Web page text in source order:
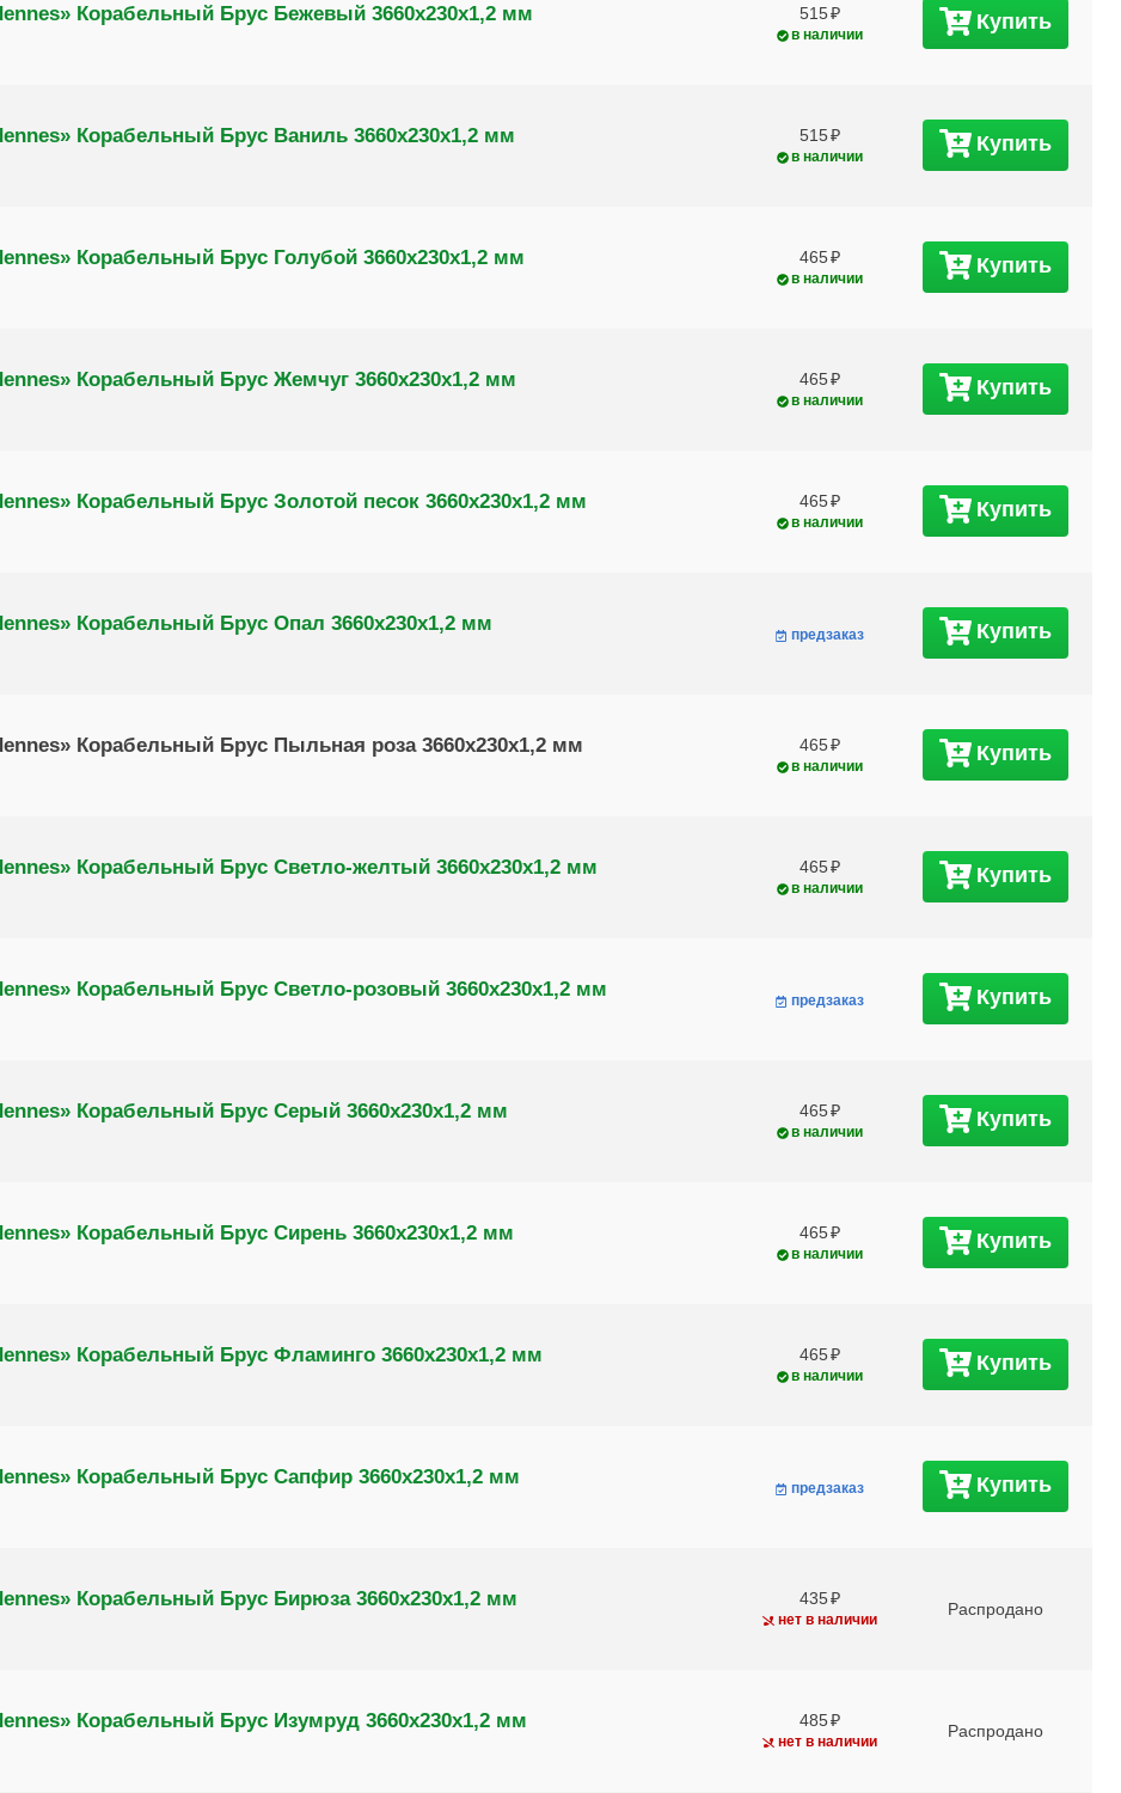
Корабельный Брус Бежевый 3660х230х1,2 мм 515
в наличии
Купить
Корабельный Брус Ваниль 3660х230х1,2 мм 515
в наличии
Купить
Корабельный Брус Голубой 3660х230х1,2 мм 465
в наличии
Купить
Корабельный Брус Жемчуг 3660х230х1,2 мм 465
в наличии
Купить
Корабельный Брус Золотой песок 3660х230х1,2 мм 465
в наличии
Купить
Корабельный Брус Опал 3660х230х1,2 мм предзаказ Купить
Корабельный Брус Пыльная роза 3660х230х1,2 мм 465
в наличии
Купить
Корабельный Брус Светло-желтый 3660х230х1,2 мм 465
в наличии
Купить
Корабельный Брус Светло-розовый 3660х230х1,2 мм предзаказ Купить
Корабельный Брус Серый 3660х230х1,2 мм 465
в наличии
Купить
Корабельный Брус Сирень 3660х230х1,2 мм 465
в наличии
Купить
Корабельный Брус Фламинго 3660х230х1,2 мм 465
в наличии
Купить
Корабельный Брус Сапфир 3660х230х1,2 мм предзаказ Купить
Корабельный Брус Бирюза 3660х230х1,2 мм 435
нет в наличии
Распродано
Корабельный Брус Изумруд 3660х230х1,2 мм 485
нет в наличии
Распродано